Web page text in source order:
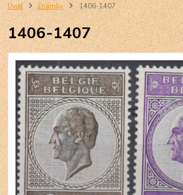
Úvod Známky 1406-1407
1406-1407